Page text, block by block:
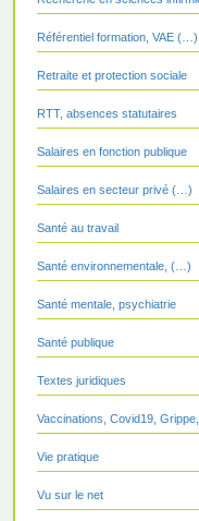
Référentiel formation, VAE (…)
Retraite et protection sociale
RTT, absences statutaires
Salaires en fonction publique
Salaires en secteur privé (…)
Santé au travail
Santé environnementale, (…)
Santé mentale, psychiatrie
Santé publique
Textes juridiques
Vaccinations, Covid19, Grippe,
Vie pratique
Vu sur le net